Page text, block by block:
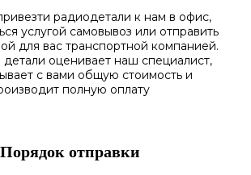
радиодетали к нам в офис,
услугой самовывоз или отправить
для вас транспортной компанией.
детали оценивает наш специалист,
ваетс вами общую стоимость и
полную оплату
Порядок отправки